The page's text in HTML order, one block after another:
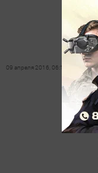
09 апреля 2016, 06:15